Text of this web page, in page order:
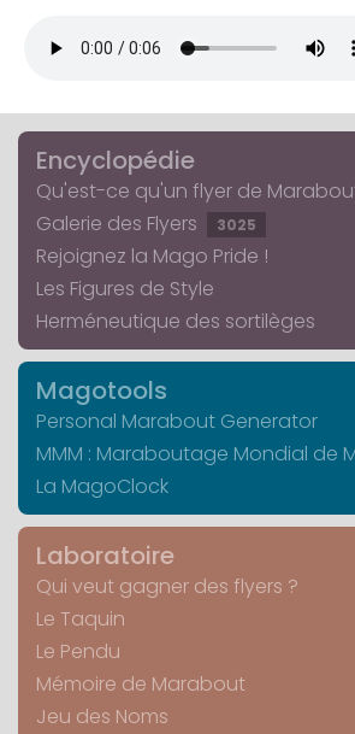
Encyclopédie
Qu'est-ce qu'un flyer de
Galerie des Flyers
3025
Rejoignez la Mago Pride !
Les Figures de Style
Herméneutique des sortilèges
Magotools
Personal Marabout Generator
MMM : Maraboutage Mondial de
La MagoClock
Laboratoire
Qui veut gagner des flyers ?
Le Taquin
Le Pendu
Mémoire de Marabout
Jeu des Noms